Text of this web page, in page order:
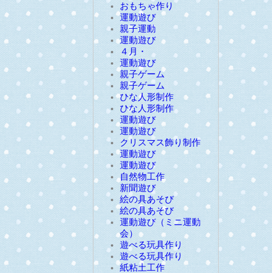
おもちゃ作り
運動遊び
親子運動
運動遊び
４月・
運動遊び
親子ゲーム
親子ゲーム
ひな人形制作
ひな人形制作
運動遊び
運動遊び
クリスマス飾り制作
運動遊び
運動遊び
自然物工作
新聞遊び
絵の具あそび
絵の具あそび
運動遊び（ミニ運動
会）
遊べる玩具作り
遊べる玩具作り
紙粘土工作